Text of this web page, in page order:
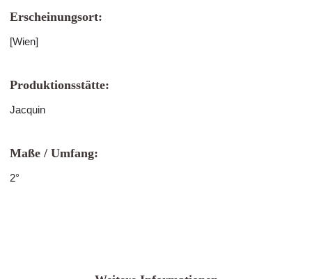
Erscheinungsort:
[Wien]
Produktionsstätte:
Jacquin
Maße / Umfang:
2°